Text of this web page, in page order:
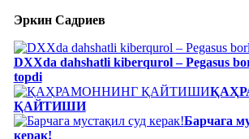
Эркин Садриев
DXXda dahshatli kiberqurol – Pegasus
topdi
ҚАЙТИШИ
Барчага
керак!